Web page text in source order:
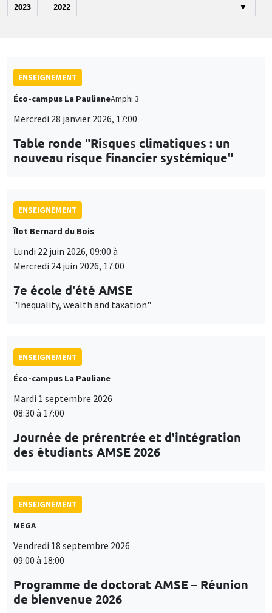
2023 2022 ▼
ENSEIGNEMENT
Éco-campus La PaulianeAmphi 3
Mercredi 28 janvier 2026, 17:00
Table ronde "Risques climatiques : un
nouveau risque financier systémique"
ENSEIGNEMENT
Îlot Bernard du Bois
Lundi 22 juin 2026, 09:00 à
Mercredi 24 juin 2026, 17:00
7e école d'été AMSE
"Inequality, wealth and taxation"
ENSEIGNEMENT
Éco-campus La Pauliane
Mardi 1 septembre 2026
08:30 à 17:00
Journée de prérentrée et d'intégration
des étudiants AMSE 2026
ENSEIGNEMENT
MEGA
Vendredi 18 septembre 2026
09:00 à 18:00
Programme de doctorat AMSE – Réunion
de bienvenue 2026